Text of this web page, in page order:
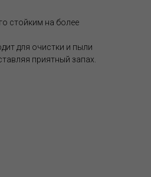
стойким на более
для очистки и пыли
приятный запах.